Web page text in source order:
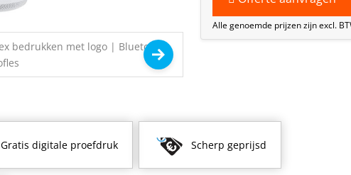
Alle genoemde prijzen zijn excl.
Gratis digitale proefdruk Scherp geprijsd